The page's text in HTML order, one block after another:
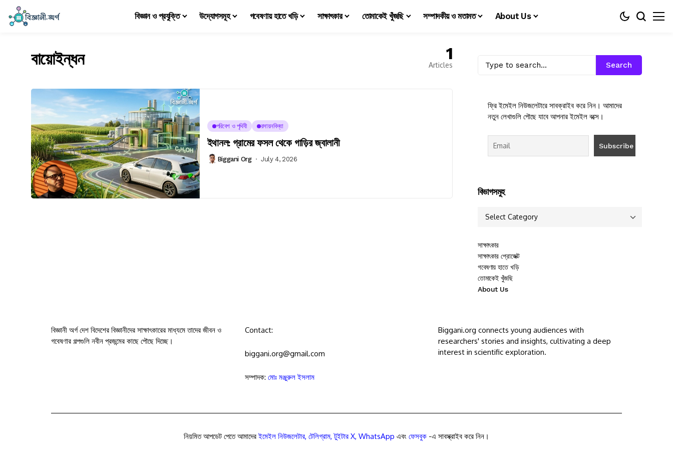
বিজ্ঞান ও প্রযুক্তি উদ্যোগসমূহ গবেষণায় হাতে খড়ি সাক্ষাৎকার তোমাকেই খুঁজছি সম্পাদকীয় ও মতামত About Us
বায়োইন্ধন 1
Articles
পরিবেশ ও পৃথিবী রসায়নবিদ্যা
ইথানল: গ্রামের ফসল থেকে গাড়ির জ্বালানী
Biggani Org July 4, 2026
Search
ফ্রি ইমেইল নিউজলেটারে সাবক্রাইব করে নিন। আমাদের
নতুন লেখাগুলি পৌছে যাবে আপনার ইমেইল বক্সে।
বিভাগসমুহ
সাক্ষাৎকার
সাক্ষাৎকার প্রোজেক্ট
গবেষণায় হাতে খড়ি
তোমাকেই খুঁজছি
About Us
বিজ্ঞানী অর্গ দেশ বিদেশের বিজ্ঞানীদের সাক্ষাৎকারের মাধ্যমে তাদের জীবন ও
গবেষণার গল্পগুলি নবীন প্রজন্মের কাছে পৌছে দিচ্ছে।
Contact:
biggani.org@gmail.com
সম্পাদক: মোঃ মঞ্জুরুল ইসলাম
Biggani.org connects young audiences with
researchers' stories and insights, cultivating a deep
interest in scientific exploration.
নিয়মিত আপডেট পেতে আমাদেরইমেইল নিউজলেটার, টেলিগ্রাম,টুইটার X, WhatsApp এবং ফেসবুক -এ সাবস্ক্রাইব করে নিন।